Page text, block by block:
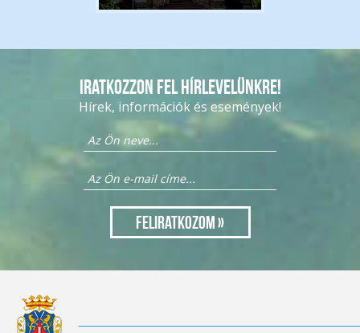
Iratkozzon fel hírlevelünkre!
Hírek, információk és események!